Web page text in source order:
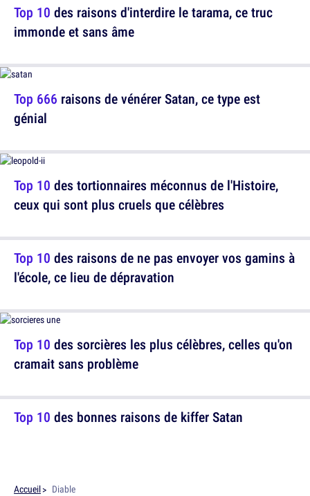
Top 666 raisons de vénérer Satan, ce type est
génial
Top 10 des raisons de ne pas envoyer vos gamins à
l'école, ce lieu de dépravation
Top 10 des bonnes raisons de kiffer Satan
Top 10 des raisons d'interdire le tarama, ce truc
immonde et sans âme
Top 10 des tortionnaires méconnus de l'Histoire,
ceux qui sont plus cruels que célèbres
Top 10 des sorcières les plus célèbres, celles qu'on
cramait sans problème
Accueil Diable